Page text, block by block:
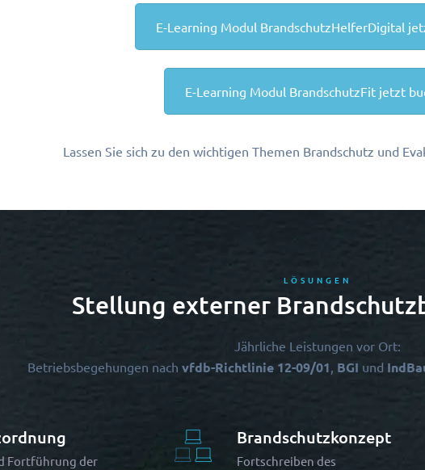
E-Learning Modul BrandschutzHelferDigital
E-Learning Modul BrandschutzFit jetzt
Lassen Sie sich zu den wichtigen Themen Brandschutz und
LÖSUNGEN
Stellung externer
Jährliche Leistungen vor Ort:
Betriebsbegehungen nach vfdb-Richtlinie 12-09/01, BGI und
Fortführung der
Brandschutzkonzept
Fortschreiben des